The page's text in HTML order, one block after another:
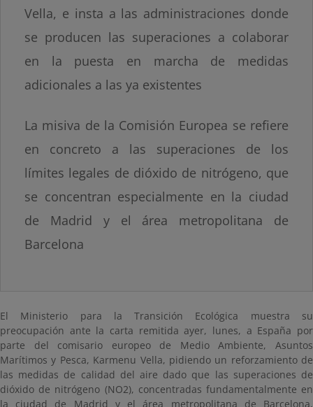
Vella, e insta a las administraciones donde
se producen las superaciones a colaborar
en la puesta en marcha de medidas
adicionales a las ya existentes
La misiva de la Comisión Europea se refiere
en concreto a las superaciones de los
límites legales de dióxido de nitrógeno, que
se concentran especialmente en la ciudad
de Madrid y el área metropolitana de
Barcelona
El Ministerio para la Transición Ecológica muestra su
preocupación ante la carta remitida ayer, lunes, a España por
parte del comisario europeo de Medio Ambiente, Asuntos
Marítimos y Pesca, Karmenu Vella, pidiendo un reforzamiento de
las medidas de calidad del aire dado que las superaciones de
dióxido de nitrógeno (NO2), concentradas fundamentalmente en
la ciudad de Madrid y el área metropolitana de Barcelona,